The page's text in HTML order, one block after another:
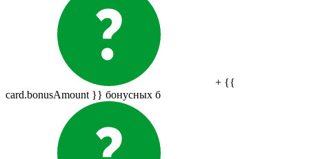
+ {{
card.bonusAmount }} бонусных б